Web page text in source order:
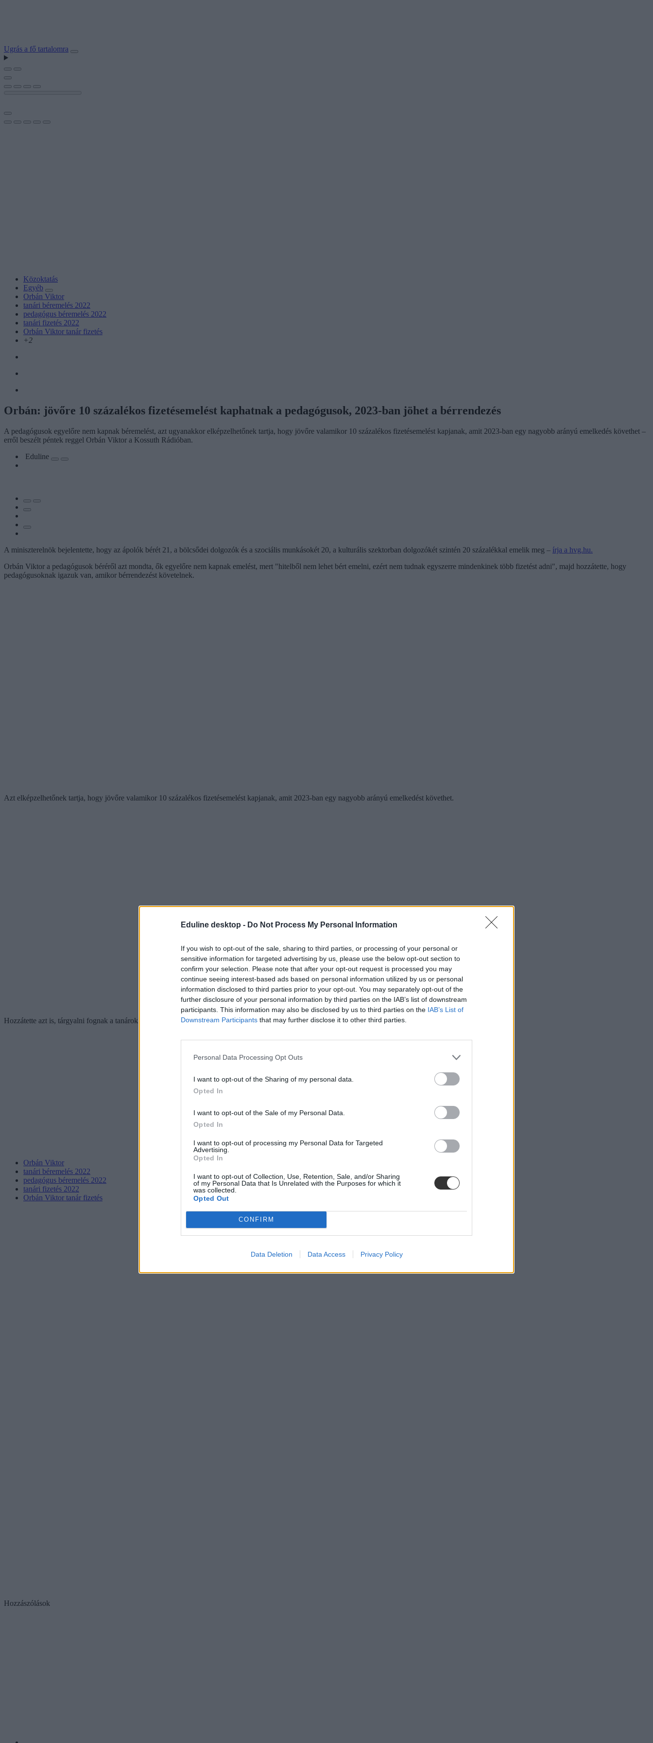
Eduline desktop - Do Not Process My Personal Information
If you wish to opt-out of the sale, sharing to third parties, or processing of your personal or
sensitive information for targeted advertising by us, please use the below opt-out section to
confirm your selection. Please note that after your opt-out request is processed you may
continue seeing interest-based ads based on personal information utilized by us or personal
information disclosed to third parties prior to your opt-out. You may separately opt-out of the
further disclosure of your personal information by third parties on the IAB’s list of downstream
participants. This information may also be disclosed by us to third parties on the IAB’s List of
Downstream Participants that may further disclose it to other third parties.
Personal Data Processing Opt Outs
I want to opt-out of the Sharing of my personal data.
Opted In
I want to opt-out of the Sale of my Personal Data.
Opted In
I want to opt-out of processing my Personal Data for Targeted
Advertising.
Opted In
I want to opt-out of Collection, Use, Retention, Sale, and/or Sharing
of my Personal Data that Is Unrelated with the Purposes for which it
was collected.
Opted Out
CONFIRM
Data Deletion Data Access Privacy Policy
Ugrás a fő tartalomra
Közoktatás
Egyéb
Orbán Viktor
tanári béremelés 2022
pedagógus béremelés 2022
tanári fizetés 2022
Orbán Viktor tanár fizetés
+2
Orbán: jövőre 10 százalékos fizetésemelést kaphatnak a pedagógusok, 2023-ban jöhet a bérrendezés
A pedagógusok egyelőre nem kapnak béremelést, azt ugyanakkor elképzelhetőnek tartja, hogy jövőre valamikor 10 százalékos fizetésemelést kapjanak, amit 2023-ban egy nagyobb arányú emelkedés követhet –
erről beszélt péntek reggel Orbán Viktor a Kossuth Rádióban.
Eduline
A miniszterelnök bejelentette, hogy az ápolók bérét 21, a bölcsődei dolgozók és a szociális munkásokét 20, a kulturális szektorban dolgozókét szintén 20 százalékkal emelik meg – írja a hvg.hu.
Orbán Viktor a pedagógusok béréről azt mondta, ők egyelőre nem kapnak emelést, mert "hitelből nem lehet bért emelni, ezért nem tudnak egyszerre mindenkinek több fizetést adni", majd hozzátette, hogy
pedagógusoknak igazuk van, amikor bérrendezést követelnek.
Azt elképzelhetőnek tartja, hogy jövőre valamikor 10 százalékos fizetésemelést kapjanak, amit 2023-ban egy nagyobb arányú emelkedést követhet.
Hozzátette azt is, tárgyalni fognak a tanárokkal, akik „most épp sztrájkra készülődnek”, hogy megkapják, ami jár nekik.
Orbán Viktor
tanári béremelés 2022
pedagógus béremelés 2022
tanári fizetés 2022
Orbán Viktor tanár fizetés
Hozzászólások